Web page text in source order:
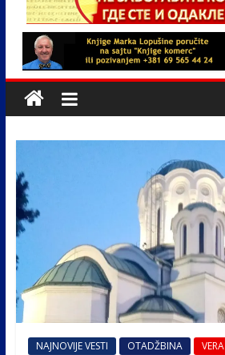
NAJNOVIJE VESTI OTADŽBINA VERA